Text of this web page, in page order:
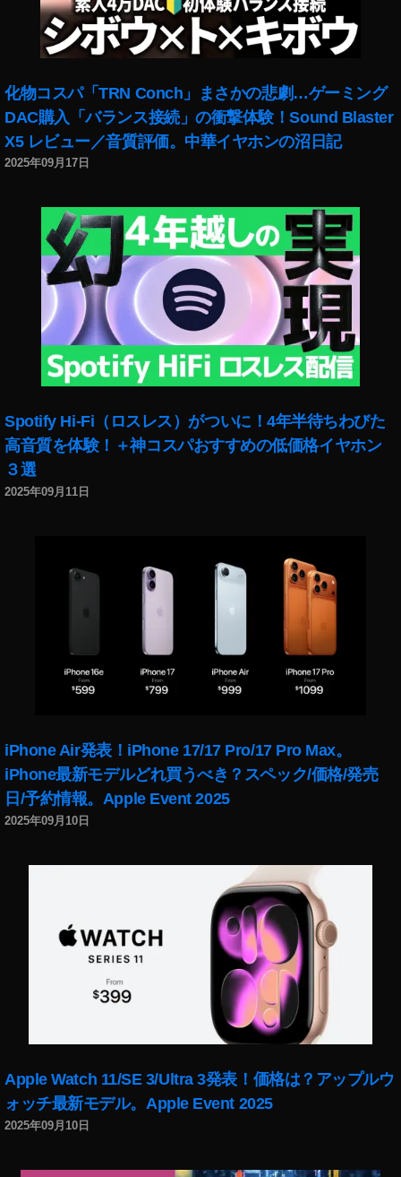
化物コスパ「TRN Conch」まさかの悲劇…ゲーミング
DAC購入「バランス接続」の衝撃体験！Sound Blaster
X5 レビュー／音質評価。中華イヤホンの沼日記
2025年09月17日
Spotify Hi-Fi（ロスレス）がついに！4年半待ちわびた
高音質を体験！＋神コスパおすすめの低価格イヤホン
３選
2025年09月11日
iPhone Air発表！iPhone 17/17 Pro/17 Pro Max。
iPhone最新モデルどれ買うべき？スペック/価格/発売
日/予約情報。Apple Event 2025
2025年09月10日
Apple Watch 11/SE 3/Ultra 3発表！価格は？アップルウ
ォッチ最新モデル。Apple Event 2025
2025年09月10日